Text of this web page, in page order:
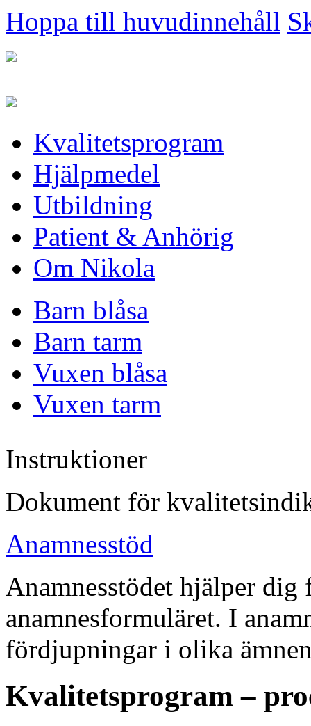
Hoppa till huvudinnehåll
Kvalitetsprogram
Hjälpmedel
Utbildning
Patient & Anhörig
Om Nikola
Barn blåsa
Barn tarm
Vuxen blåsa
Vuxen tarm
Instruktioner
Dokument för
Anamnesstöd
Anamnesstödet hjälper
anamnesformuläret. I
fördjupningar i olika
Kvalitetsprogram –